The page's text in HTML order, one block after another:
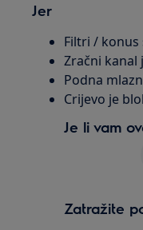
Jer
Filtri /
Zračni kanal
Podna
Crijevo je
Je li vam
Zatražite